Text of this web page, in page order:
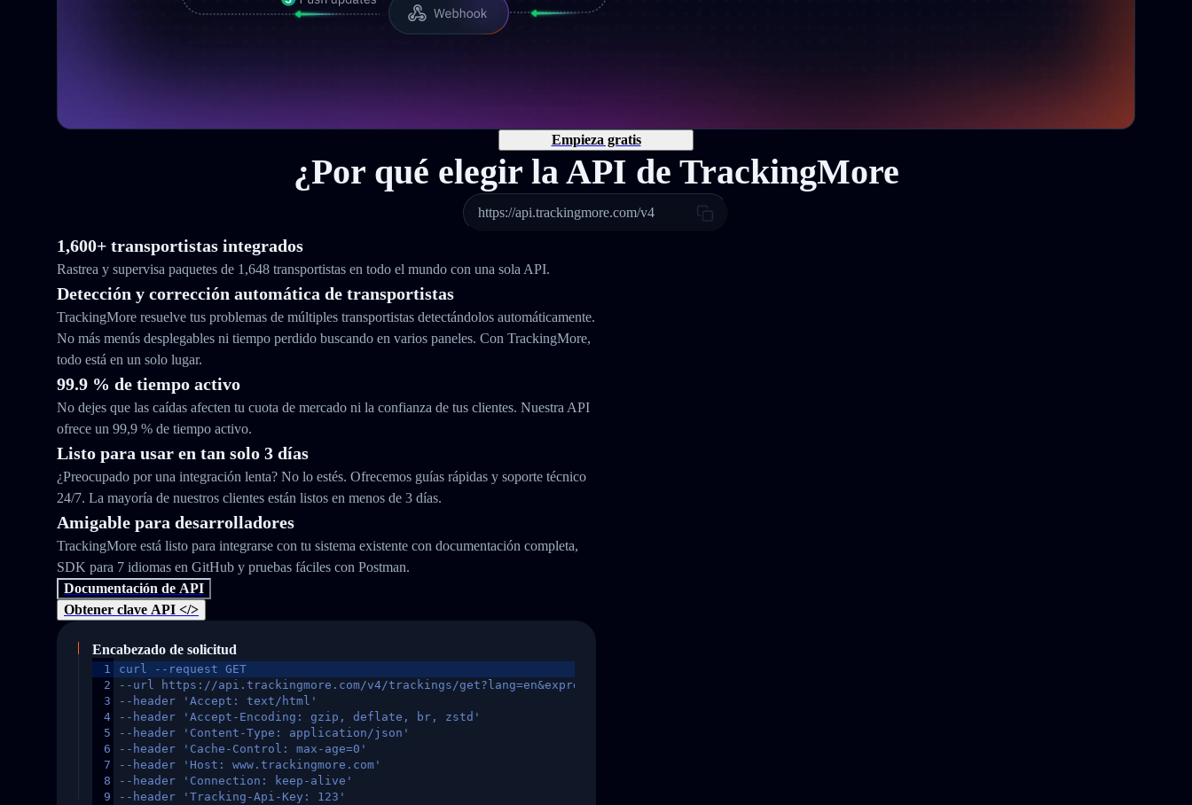
Empieza gratis
¿Por qué elegir la API de TrackingMore
https://api.trackingmore.com/v4
1,600+ transportistas integrados
Rastrea y supervisa paquetes de 1,648 transportistas en todo el mundo con una sola API.
Detección y corrección automática de transportistas
TrackingMore resuelve tus problemas de múltiples transportistas detectándolos automáticamente.
No más menús desplegables ni tiempo perdido buscando en varios paneles. Con TrackingMore,
todo está en un solo lugar.
99.9 % de tiempo activo
No dejes que las caídas afecten tu cuota de mercado ni la confianza de tus clientes. Nuestra API
ofrece un 99,9 % de tiempo activo.
Listo para usar en tan solo 3 días
¿Preocupado por una integración lenta? No lo estés. Ofrecemos guías rápidas y soporte técnico
24/7. La mayoría de nuestros clientes están listos en menos de 3 días.
Amigable para desarrolladores
TrackingMore está listo para integrarse con tu sistema existente con documentación completa,
SDK para 7 idiomas en GitHub y pruebas fáciles con Postman.
Documentación de API
Obtener clave API </>
Encabezado de solicitud
1
2
3
4
5
6
7
8
9
curl --request GET
--url https://api.trackingmore.com/v4/trackings/get?lang=en&express=ups&tracknumber=1939155131
--header 'Accept: text/html'
--header 'Accept-Encoding: gzip, deflate, br, zstd'
--header 'Content-Type: application/json'
--header 'Cache-Control: max-age=0'
--header 'Host: www.trackingmore.com'
--header 'Connection: keep-alive'
--header 'Tracking-Api-Key: 123'